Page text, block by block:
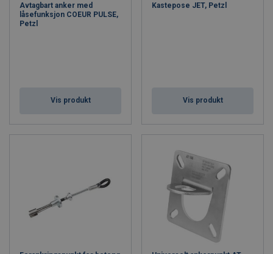
Avtagbart anker med
låsefunksjon COEUR PULSE,
Petzl
Vis produkt
Kastepose JET, Petzl
Vis produkt